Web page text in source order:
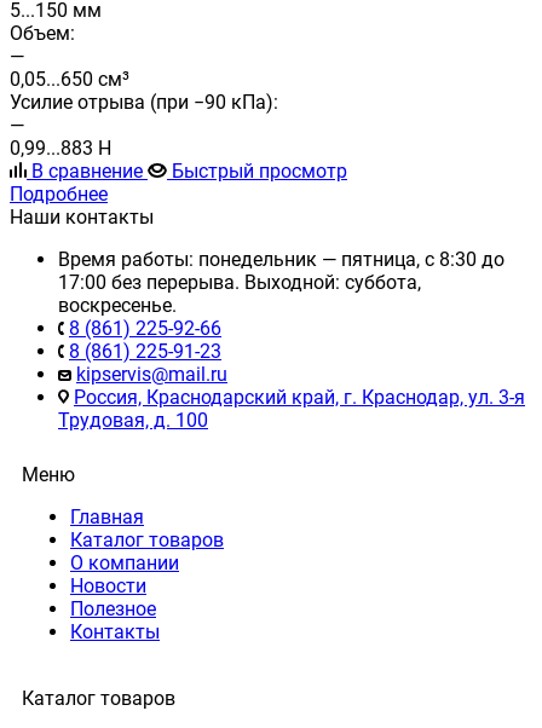
5...150 мм
Объем:
—
0,05...650 см³
Усилие отрыва (при −90 кПа):
—
0,99...883 Н
В сравнение
Быстрый просмотр
Подробнее
Наши контакты
Время работы: понедельник — пятница, с 8:30 до
17:00 без перерыва. Выходной: суббота,
воскресенье.
8 (861) 225-92-66
8 (861) 225-91-23
kipservis@mail.ru
Россия, Краснодарский край, г. Краснодар, ул. 3-я
Трудовая, д. 100
Меню
Главная
Каталог товаров
О компании
Новости
Полезное
Контакты
Каталог товаров